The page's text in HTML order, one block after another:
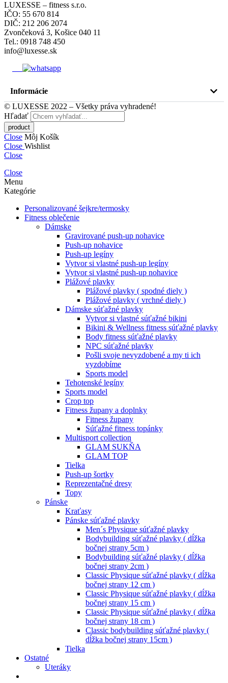
LUXESSE – fitness s.r.o.
IČO: 55 670 814
DIČ: 212 206 2074
Zvončeková 3, Košice 040 11
Tel.: 0918 748 450
info@luxesse.sk
Informácie
© LUXESSE 2022 – Všetky práva vyhradené!
Hľadať
Close Môj Košík
Close Wishlist
Close
Close
Menu
Kategórie
Personalizované šejkre/termosky
Fitness oblečenie
Dámske
Gravirované push-up nohavice
Push-up nohavice
Push-up legíny
Vytvor si vlastné push-up legíny
Vytvor si vlastné push-up nohavice
Plážové plavky
Plážové plavky ( spodné diely )
Plážové plavky ( vrchné diely )
Dámske súťažné plavky
Vytvor si vlastné súťažné bikini
Bikini & Wellness fitness súťažné plavky
Body fitness súťažné plavky
NPC súťažné plavky
Pošli svoje nevyzdobené a my ti ich
vyzdobíme
Sports model
Tehotenské legíny
Sports model
Crop top
Fitness župany a doplnky
Fitness župany
Súťažné fitness topánky
Multisport collection
GLAM SUKŇA
GLAM TOP
Tielka
Push-up šortky
Reprezentačné dresy
Topy
Pánske
Kraťasy
Pánske súťažné plavky
Men´s Physique súťažné plavky
Bodybuilding súťažné plavky ( dĺžka
bočnej strany 5cm )
Bodybuilding súťažné plavky ( dĺžka
bočnej strany 2cm )
Classic Physique súťažné plavky ( dĺžka
bočnej strany 12 cm )
Classic Physique súťažné plavky ( dĺžka
bočnej strany 15 cm )
Classic Physique súťažné plavky ( dĺžka
bočnej strany 18 cm )
Classic bodybuilding súťažné plavky (
dĺžka bočnej strany 15cm )
Tielka
Ostatné
Uteráky